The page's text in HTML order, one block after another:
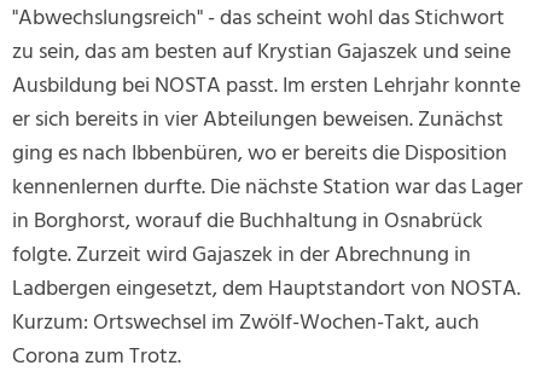
"Abwechslungsreich" - das scheint wohl das Stichwort
zu sein, das am besten auf Krystian Gajaszek und seine
Ausbildung bei NOSTA passt. Im ersten Lehrjahr konnte
er sich bereits in vier Abteilungen beweisen. Zunächst
ging es nach Ibbenbüren, wo er bereits die Disposition
kennenlernen durfte. Die nächste Station war das Lager
in Borghorst, worauf die Buchhaltung in Osnabrück
folgte. Zurzeit wird Gajaszek in der Abrechnung in
Ladbergen eingesetzt, dem Hauptstandort von NOSTA.
Kurzum: Ortswechsel im Zwölf-Wochen-Takt, auch
Corona zum Trotz.